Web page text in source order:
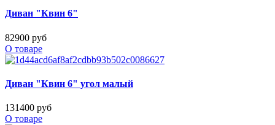
Диван "Квин 6"
82900 руб
О товаре
Диван "Квин 6" угол малый
131400 руб
О товаре